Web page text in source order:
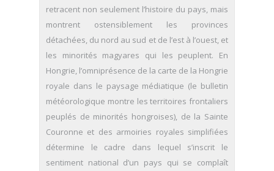
retracent non seulement l’histoire du pays, mais
montrent ostensiblement les provinces
détachées, du nord au sud et de l’est à l’ouest, et
les minorités magyares qui les peuplent. En
Hongrie, l’omniprésence de la carte de la Hongrie
royale dans le paysage médiatique (le bulletin
météorologique montre les territoires frontaliers
peuplés de minorités hongroises), de la Sainte
Couronne et des armoiries royales simplifiées
détermine le cadre dans lequel s’inscrit le
sentiment national d’un pays qui se complaît